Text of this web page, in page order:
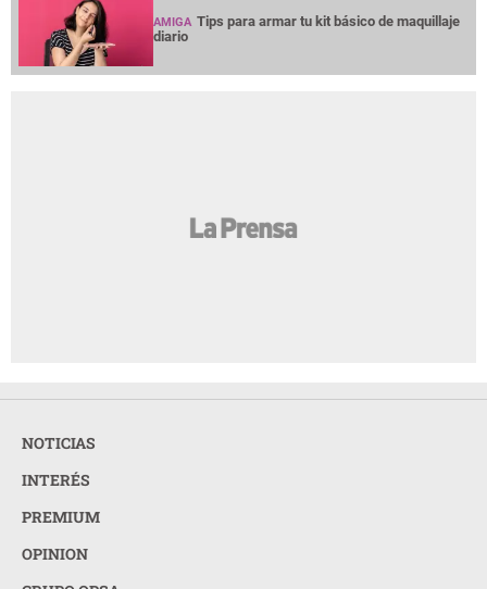
AMIGA Tips para armar tu kit básico de maquillaje
diario
NOTICIAS
INTERÉS
PREMIUM
OPINION